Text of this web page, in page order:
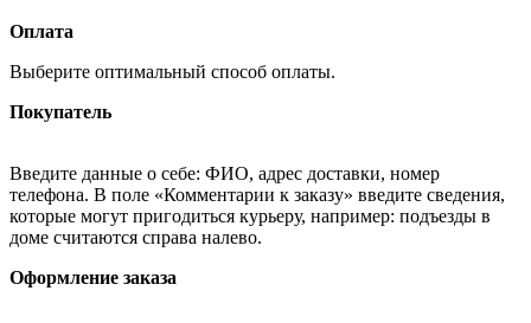
Оплата
Выберите оптимальный способ оплаты.
Покупатель
Введите данные о себе: ФИО, адрес доставки, номер
телефона. В поле «Комментарии к заказу» введите сведения,
которые могут пригодиться курьеру, например: подъезды в
доме считаются справа налево.
Оформление заказа